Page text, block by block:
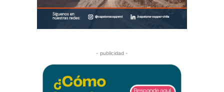
- publicidad -